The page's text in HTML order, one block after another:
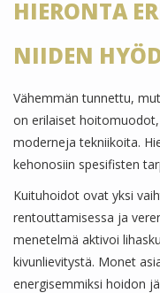
HIERONTA
NIIDEN
Vähemmän tunnettu,
on erilaiset
moderneja tekniikoita.
kehonosiin spesifisten
Kuituhoidot ovat yksi
rentouttamisessa ja
menetelmä aktivoi
kivunlievitystä. Monet
energisemmiksi hoidon